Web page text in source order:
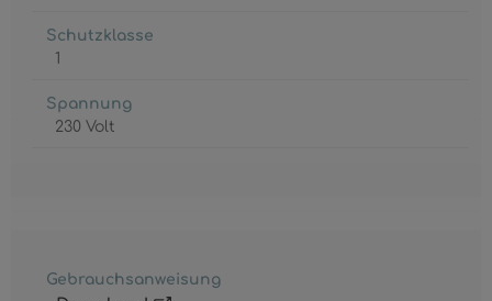
Schutzklasse
1
Spannung
230 Volt
Gebrauchsanweisung